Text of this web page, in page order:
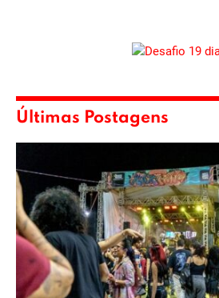
Últimas Postagens